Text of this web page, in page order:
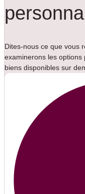
Dites-nous ce que vous
examinerons les options
biens disponibles sur